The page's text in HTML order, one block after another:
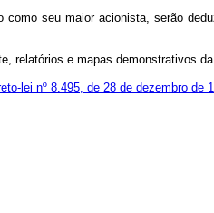
seu maior acionista, serão
e mapas demonstrativos
lei nº 8.495, de 28 de dezembro de